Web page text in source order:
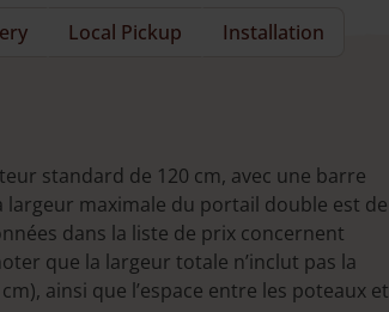
Local Pickup Installation
standard de 120 cm, avec une barre
maximale du portail double est de
dans la liste de prix concernent
que la largeur totale n’inclut pas la
ainsi que l’espace entre les poteaux et